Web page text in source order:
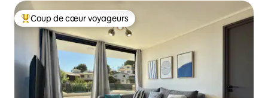
Coups de cœur voyageurs les plus appréciés
Coup de cœur voyageurs